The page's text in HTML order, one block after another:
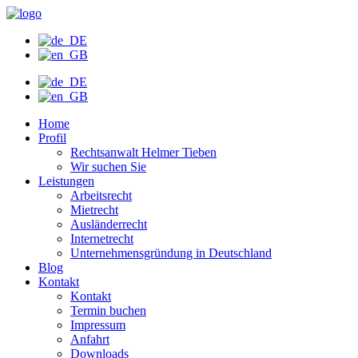
Zum
wechseln
Home
Profil
Rechtsanwalt Helmer Tieben
Wir suchen Sie
Leistungen
Arbeitsrecht
Mietrecht
Ausländerrecht
Internetrecht
Unternehmensgründung in Deutschland
Blog
Kontakt
Kontakt
Termin buchen
Impressum
Anfahrt
Downloads